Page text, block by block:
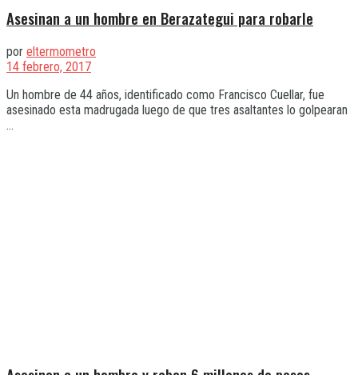
Asesinan a un hombre en Berazategui para robarle
por eltermometro
14 febrero, 2017
Un hombre de 44 años, identificado como Francisco Cuellar, fue
asesinado esta madrugada luego de que tres asaltantes lo golpearan
...